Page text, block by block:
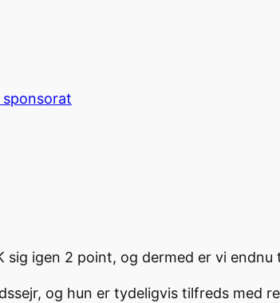
sponsorat
sig igen 2 point, og dermed er vi
og hun er tydeligvis tilfreds med